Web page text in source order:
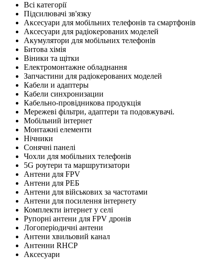
Всі категорії
Підсилювачі зв'язку
Аксесуари для мобільних телефонів та смартфонів
Аксесуари для радіокерованих моделей
Акумулятори для мобільних телефонів
Битова хімія
Віники та щітки
Електромонтажне обладнання
Запчастини для радіокерованих моделей
Кабели и адаптеры
Кабели синхронизации
Кабельно-провідникова продукція
Мережеві фільтри, адаптери та подовжувачі.
Мобільний інтернет
Монтажні елементи
Нічники
Сонячні панелі
Чохли для мобільних телефонів
5G роутери та маршрутизатори
Антени для FPV
Антени для РЕБ
Антени для військових за частотами
Антени для посилення інтернету
Комплекти інтернет у селі
Рупорні антени для FPV дронів
Логоперіодичні антени
Антени хвильовий канал
Антенни RHCP
Аксесуари